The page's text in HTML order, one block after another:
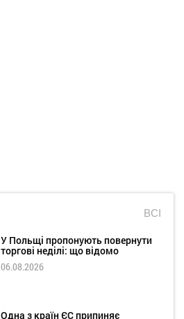
ВСІ
У Польщі пропонують повернути
торгові неділі: що відомо
06.08.2026
Одна з країн ЄС припиняє